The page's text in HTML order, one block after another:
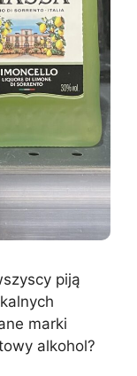
piją
marki
alkohol?